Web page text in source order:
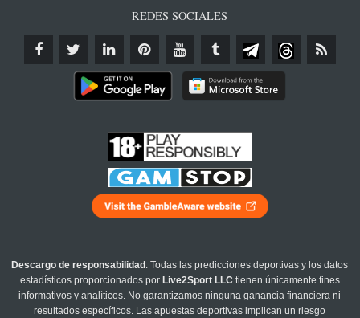
REDES SOCIALES
Descargo de responsabilidad : Todas las predicciones deportivas y los datos
estadísticos proporcionados por Live2Sport LLC tienen únicamente fines
informativos y analíticos. No garantizamos ninguna ganancia financiera ni
resultados específicos. Las apuestas deportivas implican un riesgo